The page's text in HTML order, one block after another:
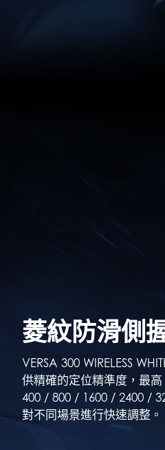
菱紋防滑側
VERSA 300 WIRELESS
供精確的定位精準度，最
400 / 800 / 1600 / 2400 /
對不同場景進行快速調整。